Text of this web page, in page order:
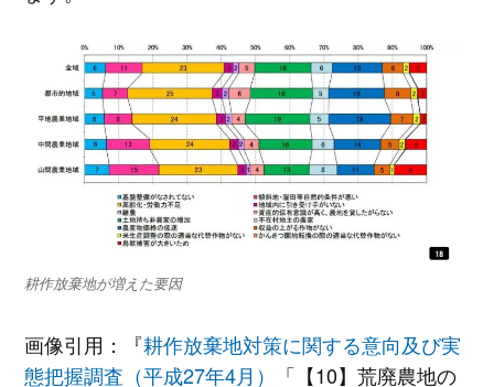
耕作放棄地が増えた要因
画像引用：『耕作放棄地対策に関する意向及び実
態把握調査（平成27年4月）
「【10】荒廃農地の